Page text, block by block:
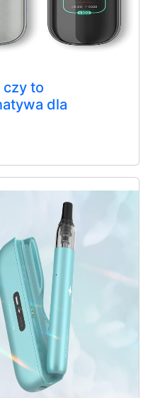
czy to
dla